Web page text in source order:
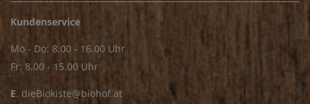
Kundenservice
Mo - Do: 8.00 - 16.00 Uhr
Fr: 8.00 - 15.00 Uhr
E. dieBiokiste@biohof.at